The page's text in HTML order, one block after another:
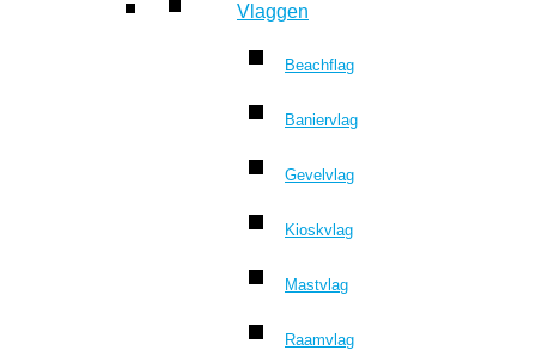
Vlaggen
Beachflag
Baniervlag
Gevelvlag
Kioskvlag
Mastvlag
Raamvlag